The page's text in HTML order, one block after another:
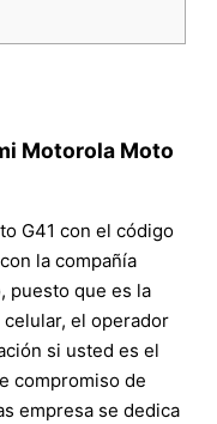
Motorola Moto
G41 con el código
la compañía
puesto que es la
el operador
si usted es el
compromiso de
empresa se dedica